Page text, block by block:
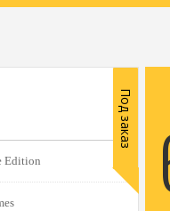
Edition
Под заказ